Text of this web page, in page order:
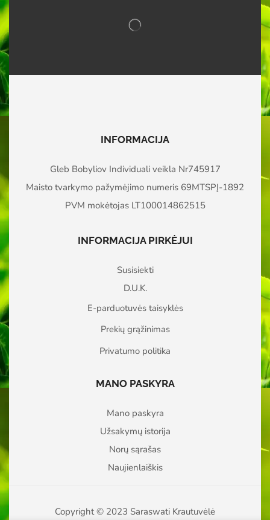
INFORMACIJA
Gleb Bobyliov Individuali veikla Nr745917
Maisto tvarkymo pažymėjimo numeris 69MTSPĮ-1892
PVM mokėtojas LT100014862515
INFORMACIJA PIRKĖJUI
Susisiekti
D.U.K.
E-parduotuvės taisyklės
Prekių grąžinimas
Privatumo politika
MANO PASKYRA
Mano paskyra
Užsakymų istorija
Norų sąrašas
Naujienlaiškis
Copyright © 2023 Saraswati Krautuvėlė